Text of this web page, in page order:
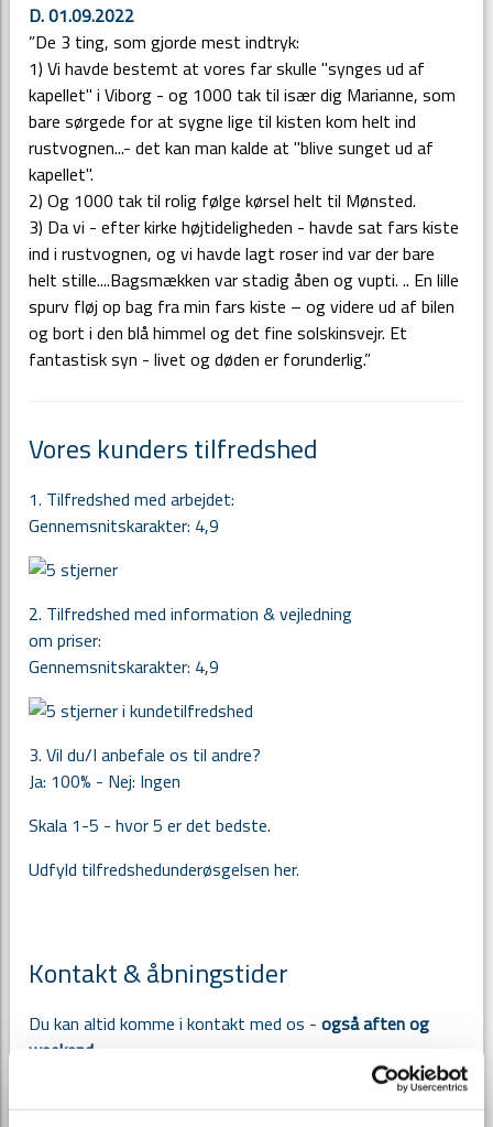
D. 01.09.2022
”De 3 ting, som gjorde mest indtryk:
1) Vi havde bestemt at vores far skulle "synges ud af
kapellet" i Viborg - og 1000 tak til især dig Marianne, som
bare sørgede for at sygne lige til kisten kom helt ind
rustvognen...- det kan man kalde at "blive sunget ud af
kapellet".
2) Og 1000 tak til rolig følge kørsel helt til Mønsted.
3) Da vi - efter kirke højtideligheden - havde sat fars kiste
ind i rustvognen, og vi havde lagt roser ind var der bare
helt stille....Bagsmækken var stadig åben og vupti. .. En lille
spurv fløj op bag fra min fars kiste – og videre ud af bilen
og bort i den blå himmel og det fine solskinsvejr. Et
fantastisk syn - livet og døden er forunderlig.”
Vores kunders tilfredshed
1. Tilfredshed med arbejdet:
Gennemsnitskarakter: 4,9
2. Tilfredshed med information & vejledning
om priser:
Gennemsnitskarakter: 4,9
3. Vil du/I anbefale os til andre?
Ja: 100% - Nej: Ingen
Skala 1-5 - hvor 5 er det bedste.
Udfyld tilfredshedunderøsgelsen her.
Kontakt & åbningstider
Du kan altid komme i kontakt med os -også aften og
weekend.